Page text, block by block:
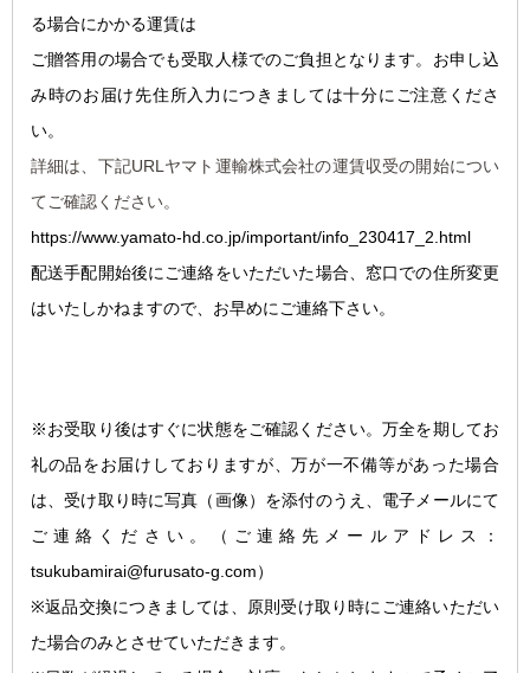
る場合にかかる運賃は
ご贈答用の場合でも受取人様でのご負担となります。お申し込
み時のお届け先住所入力につきましては十分にご注意くださ
い。
詳細は、下記URLヤマト運輸株式会社の運賃収受の開始につい
てご確認ください。
https://www.yamato-hd.co.jp/important/info_230417_2.html
配送手配開始後にご連絡をいただいた場合、窓口での住所変更
はいたしかねますので、お早めにご連絡下さい。
※お受取り後はすぐに状態をご確認ください。万全を期してお
礼の品をお届けしておりますが、万が一不備等があった場合
は、受け取り時に写真（画像）を添付のうえ、電子メールにて
ご連絡ください。
（ご連絡先メールアドレス：
tsukubamirai@furusato-g.com）
※返品交換につきましては、原則受け取り時にご連絡いただい
た場合のみとさせていただきます。